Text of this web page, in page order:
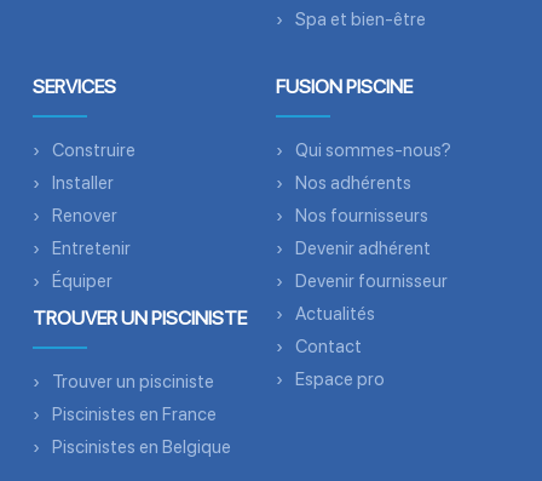
Spa et bien-être
SERVICES
Construire
Installer
Renover
Entretenir
Équiper
TROUVER UN PISCINISTE
Trouver un pisciniste
Piscinistes en France
Piscinistes en Belgique
FUSION PISCINE
Qui sommes-nous?
Nos adhérents
Nos fournisseurs
Devenir adhérent
Devenir fournisseur
Actualités
Contact
Espace pro